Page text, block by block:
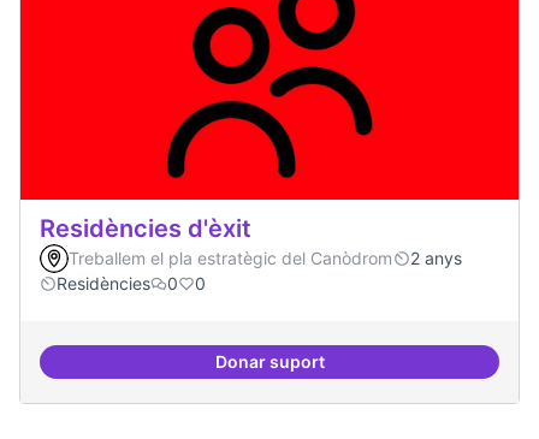
Residències d'èxit
Treballem el pla estratègic del Canòdrom
2 anys
Residències
0 0
Donar suportResidències d'èxit